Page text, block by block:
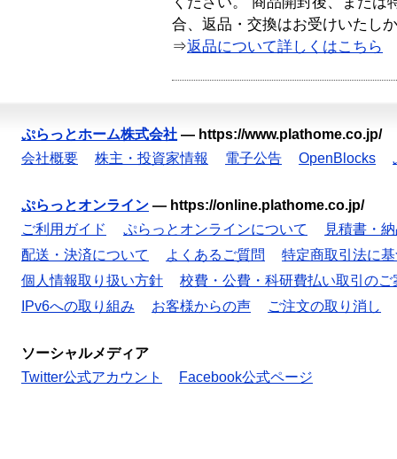
合、返品・交換はお受けいたし
⇒返品について詳しくはこちら
ぷらっとホーム株式会社 — https://www.plathome.co.jp/
会社概要
株主・投資家情報 電子公告 OpenBlocks
ぷらっとオンライン — https://online.plathome.co.jp/
ご利用ガイド
ぷらっとオンラインについて
見積書・
配送・決済について
よくあるご質問
特定商取引法に
個人情報取り扱い方針
校費・公費・科研費払い取引のご
IPv6への取り組み
お客様からの声 ご注文の取り消し
ソーシャルメディア
Twitter公式アカウント
Facebook公式ページ